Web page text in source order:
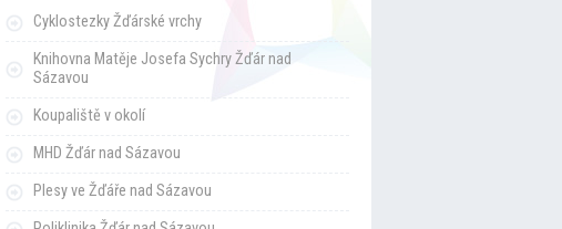
Cyklostezky Žďárské vrchy
Knihovna Matěje Josefa Sychry Žďár nad
Sázavou
Koupaliště v okolí
MHD Žďár nad Sázavou
Plesy ve Žďáře nad Sázavou